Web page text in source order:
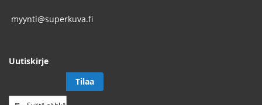
myynti@superkuva.fi
Uutiskirje
Tilaa
Tilaa